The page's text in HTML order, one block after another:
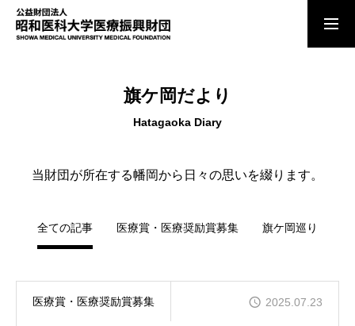
旗ケ岡だより
Hatagaoka Diary
当財団が所在する幡岡から日々の思いを綴ります。
全ての記事 医療賞・医療奨励賞募集 旗ケ岡巡り
医療賞・医療奨励賞募集 2025.07.23